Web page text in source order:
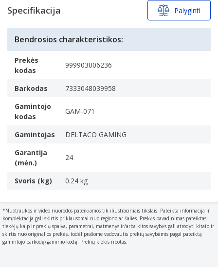
Specifikacijos
Tipas
Laikiklis
Mobiliojo įrenginio tipas
Ausinės
Tinkamas naudoti
The intended application of the product.
Įrenginio montavimo tipas
Ne
Produkto spalva
Juoda
Svoris ir matmenys
Plotis
The measurement or extent of something from side to
Specifikacija Palyginti
Bendrosios charakteristikos:
Prekės
kodas
999903006236
Barkodas
7333048039958
Gamintojo
kodas
GAM-071
Gamintojas
DELTACO GAMING
Garantija
(mėn.)
24
Svoris (kg) 0.24 kg
*Nuotraukos ir video nuorodos pateikiamos tik iliustraciniais tikslais. Pateikta informacija ir
komplektacija gali skirtis priklausomai nuo regiono ar šalies. Prekės pavadinimas pateiktas
tiekėjų kaip ir prekių spalva, parametrai, matmenys ir/arba kitos savybės gali atrodyti kitaip ir
skirtis nuo originalios prekės, todėl prašome vadovautis prekių savybėmis pagal pateiktą
gamintojo barkodą/gaminio kodą. Prekių kiekis ribotas.